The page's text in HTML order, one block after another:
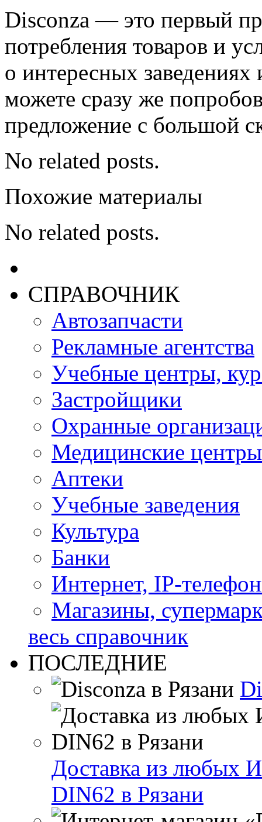
Disconza — это первый
потребления товаров и
о интересных заведениях
можете сразу же
предложение с большой
No related posts.
Похожие материалы
No related posts.
СПРАВОЧНИК
Автозапчасти
Рекламные агентства
Учебные центры,
Застройщики
Охранные
Медицинские центры
Аптеки
Учебные заведения
Культура
Банки
Интернет, IP-
Магазины,
весь справочник
ПОСЛЕДНИЕ
Доставка из любых
DIN62 в Рязани